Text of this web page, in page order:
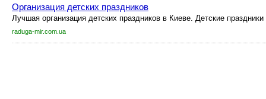
Организация детских праздников
Лучшая организация детских праздников в Киеве. Детские
raduga-mir.com.ua